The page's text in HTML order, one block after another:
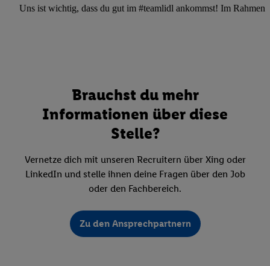
Uns ist wichtig, dass du gut im #teamlidl ankommst! Im Rahmen
Brauchst du mehr
Informationen über diese
Stelle?
Vernetze dich mit unseren Recruitern über Xing oder
LinkedIn und stelle ihnen deine Fragen über den Job
oder den Fachbereich.
Zu den Ansprechpartnern